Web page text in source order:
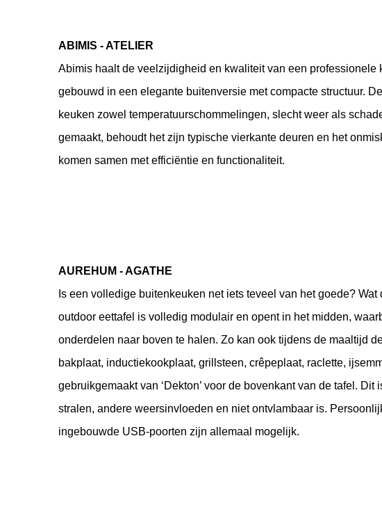
ABIMIS - ATELIER
Abimis haalt de veelzijdigheid en kwaliteit van een
gebouwd in een elegante buitenversie met compacte structuur.
keuken zowel temperatuurschommelingen, slecht weer als
gemaakt, behoudt het zijn typische vierkante deuren en het
komen samen met efficiëntie en functionaliteit.
AUREHUM - AGATHE
Is een volledige buitenkeuken net iets teveel van het goede?
outdoor eettafel is volledig modulair en opent in het midden,
onderdelen naar boven te halen. Zo kan ook tijdens de maaltijd
bakplaat, inductiekookplaat, grillsteen, crêpeplaat, raclette,
gebruikgemaakt van ‘Dekton’ voor de bovenkant van de tafel.
stralen, andere weersinvloeden en niet ontvlambaar is.
ingebouwde USB-poorten zijn allemaal mogelijk.